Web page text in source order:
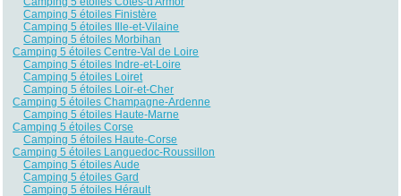
Camping 5 étoiles Finistère
Camping 5 étoiles Ille-et-Vilaine
Camping 5 étoiles Morbihan
Camping 5 étoiles Centre-Val de Loire
Camping 5 étoiles Indre-et-Loire
Camping 5 étoiles Loiret
Camping 5 étoiles Loir-et-Cher
Camping 5 étoiles Champagne-Ardenne
Camping 5 étoiles Haute-Marne
Camping 5 étoiles Corse
Camping 5 étoiles Haute-Corse
Camping 5 étoiles Languedoc-Roussillon
Camping 5 étoiles Aude
Camping 5 étoiles Gard
Camping 5 étoiles Hérault